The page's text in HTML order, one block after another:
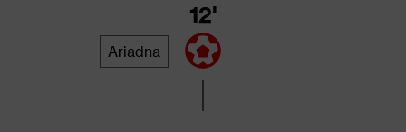
Ariadna
12'